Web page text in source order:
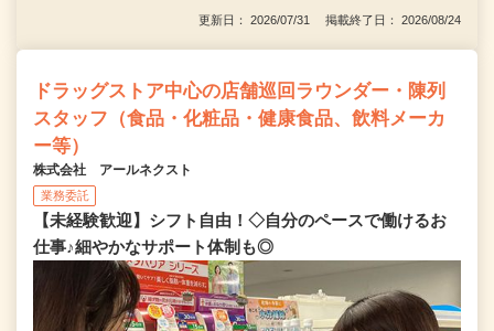
更新日： 2026/07/31 掲載終了日： 2026/08/24
ドラッグストア中心の店舗巡回ラウンダー・陳列
スタッフ（食品・化粧品・健康食品、飲料メーカ
ー等）
株式会社 アールネクスト
業務委託
【未経験歓迎】シフト自由！◇自分のペースで働けるお
仕事♪細やかなサポート体制も◎